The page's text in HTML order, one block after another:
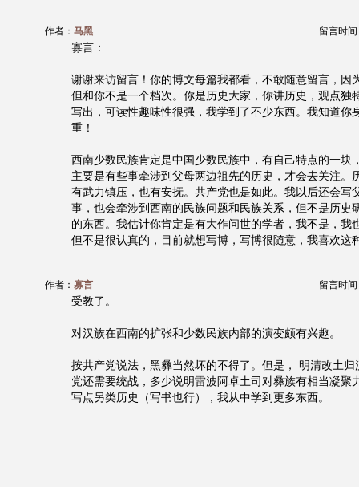
作者： 马黑 留言时间
寡言：
谢谢来访留言！你的博文每篇我都看，不敢随意留言，因
但和你不是一个档次。你是历史大家，你讲历史，观点独
写出，可读性趣味性很强，我学到了不少东西。我知道你
重！
西南少数民族肯定是中国少数民族中，有自己特点的一块
主要是有些事牵涉到父母两边祖先的历史，才会去关注。
有武力镇压，也有安抚。共产党也是如此。我以后还会写
事，也会牵涉到西南的民族问题和民族关系，但不是历史
的东西。我估计你肯定是有大作问世的学者，我不是，我
但不是很认真的，目前就想写博，写博很随意，我喜欢这
作者： 寡言 留言时间
受教了。
对汉族在西南的扩张和少数民族内部的演变颇有兴趣。
按共产党说法，黑彝当然坏的不得了。但是， 明清改土归
党还需要统战，多少说明雷波阿卓土司对彝族有相当凝聚
写点另类历史（写书也行），我从中学到更多东西。